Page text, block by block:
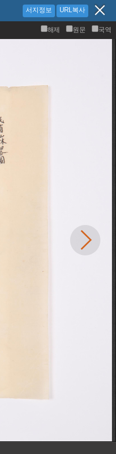
서지정보 URL복사
해제 원문 국역